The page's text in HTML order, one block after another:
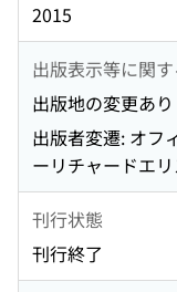
2015
出版表示等に関
出版地の変更あり
出版者変遷: オフ
ーリチャードエ
刊行状態
刊行終了